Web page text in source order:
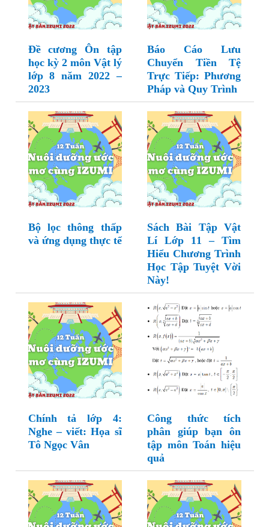
Đề cương Ôn tập
học kỳ 2 môn Vật lý
lớp 8 năm 2022 –
2023
Báo Cáo Lưu
Chuyển Tiền Tệ
Trực Tiếp: Phương
Pháp và Quy Trình
Bộ lọc thông thấp
và ứng dụng thực tế
Sách Bài Tập Vật
Lí Lớp 11 – Tìm
Hiểu Chương Trình
Học Tập Tuyệt Vời
Này!
Chính tả lớp 4:
Nghe – viết: Họa sĩ
Tô Ngọc Vân
Công thức tích
phân giúp bạn ôn
tập môn Toán hiệu
quả